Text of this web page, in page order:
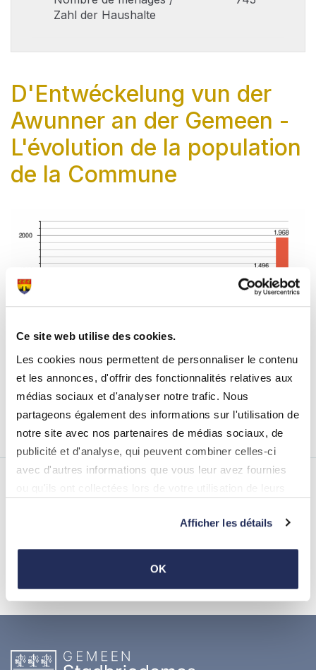
Ce site web utilise des cookies.
Les cookies nous permettent de personnaliser le contenu
et les annonces, d'offrir des fonctionnalités relatives aux
médias sociaux et d'analyser notre trafic. Nous
partageons également des informations sur l'utilisation de
notre site avec nos partenaires de médias sociaux, de
publicité et d'analyse, qui peuvent combiner celles-ci
avec d'autres informations que vous leur avez fournies
Afficher les détails
OK
Zahl der Haushalte
D'Entwéckelung vun der
Awunner an der Gemeen -
L'évolution de la population
de la Commune
Nos partenaires